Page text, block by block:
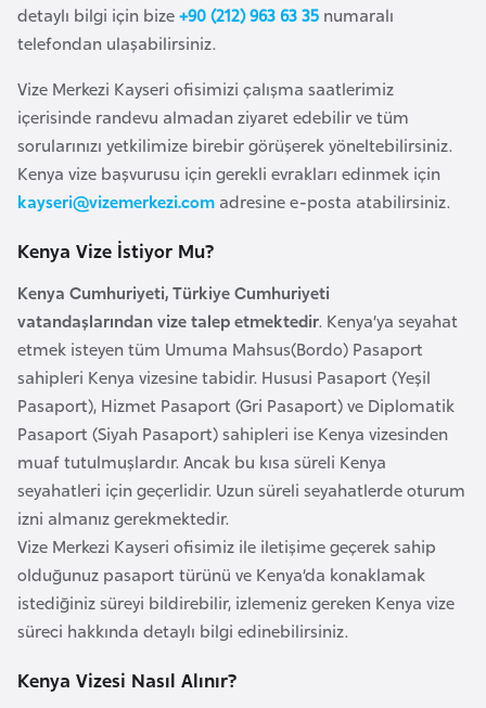
detaylı bilgi için bize+90 (212) 963 63 35 numaralı
telefondan ulaşabilirsiniz.
Vize Merkezi Kayseri ofisimizi çalışma saatlerimiz
içerisinde randevu almadan ziyaret edebilir ve tüm
sorularınızı yetkilimize birebir görüşerek yöneltebilirsiniz.
Kenya vize başvurusu için gerekli evrakları edinmek için
kayseri@vizemerkezi.com adresine e-posta atabilirsiniz.
Kenya Vize İstiyor Mu?
Kenya Cumhuriyeti, Türkiye Cumhuriyeti
vatandaşlarından vize talep etmektedir. Kenya’ya seyahat
etmek isteyen tüm Umuma Mahsus(Bordo) Pasaport
sahipleri Kenya vizesine tabidir. Hususi Pasaport (Yeşil
Pasaport), Hizmet Pasaport (Gri Pasaport) ve Diplomatik
Pasaport (Siyah Pasaport) sahipleri ise Kenya vizesinden
muaf tutulmuşlardır. Ancak bu kısa süreli Kenya
seyahatleri için geçerlidir. Uzun süreli seyahatlerde oturum
izni almanız gerekmektedir.
Vize Merkezi Kayseri ofisimiz ile iletişime geçerek sahip
olduğunuz pasaport türünü ve Kenya’da konaklamak
istediğiniz süreyi bildirebilir, izlemeniz gereken Kenya vize
süreci hakkında detaylı bilgi edinebilirsiniz.
Kenya Vizesi Nasıl Alınır?
A
e
r
b
a
y
a
n
B
a
h
r
e
y
n
B
a
n